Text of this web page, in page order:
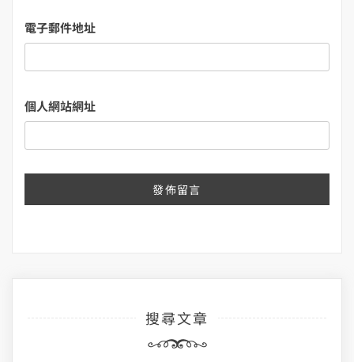
電子郵件地址
個人網站網址
搜尋文章